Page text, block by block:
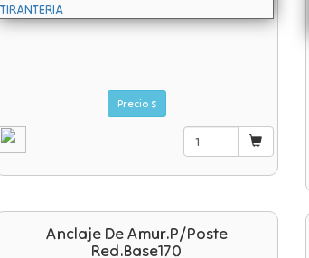
Precio $
Anclaje De Amur.p/poste
Red.base170